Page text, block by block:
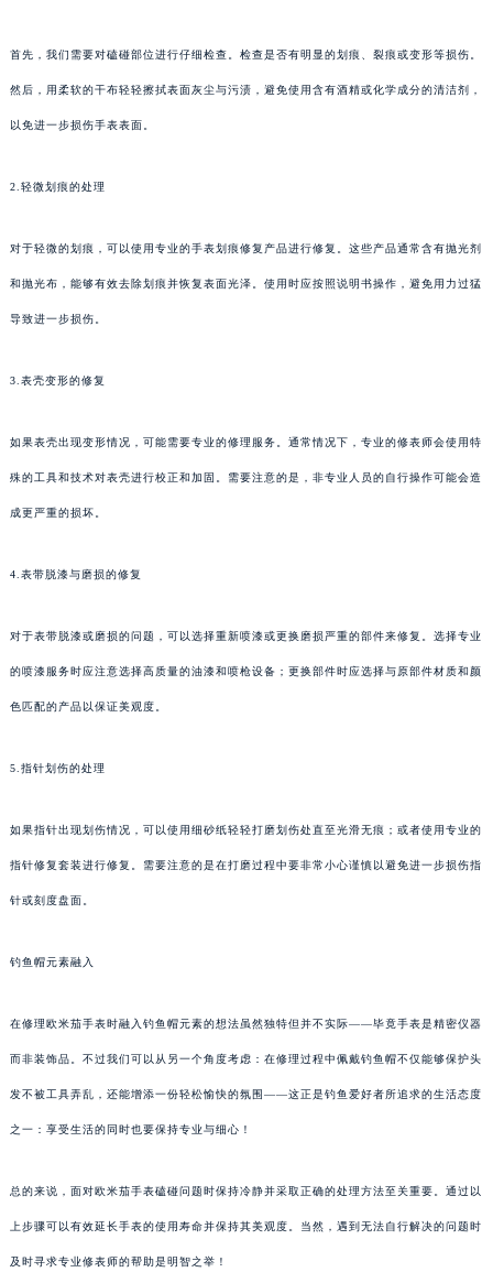
首先，我们需要对磕碰部位进行仔细检查。检查是否有明显的划痕、裂痕或变形等损伤。
然后，用柔软的干布轻轻擦拭表面灰尘与污渍，避免使用含有酒精或化学成分的清洁剂，
以免进一步损伤手表表面。
2.轻微划痕的处理
对于轻微的划痕，可以使用专业的手表划痕修复产品进行修复。这些产品通常含有抛光剂
和抛光布，能够有效去除划痕并恢复表面光泽。使用时应按照说明书操作，避免用力过猛
导致进一步损伤。
3.表壳变形的修复
如果表壳出现变形情况，可能需要专业的修理服务。通常情况下，专业的修表师会使用特
殊的工具和技术对表壳进行校正和加固。需要注意的是，非专业人员的自行操作可能会造
成更严重的损坏。
4.表带脱漆与磨损的修复
对于表带脱漆或磨损的问题，可以选择重新喷漆或更换磨损严重的部件来修复。选择专业
的喷漆服务时应注意选择高质量的油漆和喷枪设备；更换部件时应选择与原部件材质和颜
色匹配的产品以保证美观度。
5.指针划伤的处理
如果指针出现划伤情况，可以使用细砂纸轻轻打磨划伤处直至光滑无痕；或者使用专业的
指针修复套装进行修复。需要注意的是在打磨过程中要非常小心谨慎以避免进一步损伤指
针或刻度盘面。
钓鱼帽元素融入
在修理欧米茄手表时融入钓鱼帽元素的想法虽然独特但并不实际——毕竟手表是精密仪器
而非装饰品。不过我们可以从另一个角度考虑：在修理过程中佩戴钓鱼帽不仅能够保护头
发不被工具弄乱，还能增添一份轻松愉快的氛围——这正是钓鱼爱好者所追求的生活态度
之一：享受生活的同时也要保持专业与细心！
总的来说，面对欧米茄手表磕碰问题时保持冷静并采取正确的处理方法至关重要。通过以
上步骤可以有效延长手表的使用寿命并保持其美观度。当然，遇到无法自行解决的问题时
及时寻求专业修表师的帮助是明智之举！